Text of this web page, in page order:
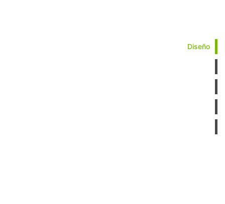
Diseño